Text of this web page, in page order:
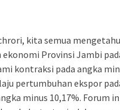
kita semua
Provinsi Jambi
kontraksi pada angka
pertumbuhan ekspor
minus 10,17%. Forum